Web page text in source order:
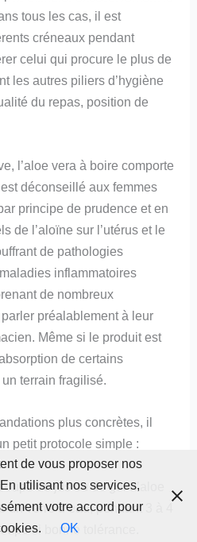
tous les cas, il est
créneaux pendant
celui qui procure le plus de
les autres piliers d’hygiène
du repas, position de
l’aloe vera à boire comporte
déconseillé aux femmes
principe de prudence et en
de l’aloïne sur l’utérus et le
de pathologies
inflammatoires
de nombreux
préalablement à leur
Même si le produit est
de certains
terrain fragilisé.
plus concrètes, il
petit protocole simple :
de jus ou de gel d’aloe
verre d’eau, pendant 3 à 4
si bonne tolérance.
de vous proposer nos
utilisant nos services,
votre accord pour
OK